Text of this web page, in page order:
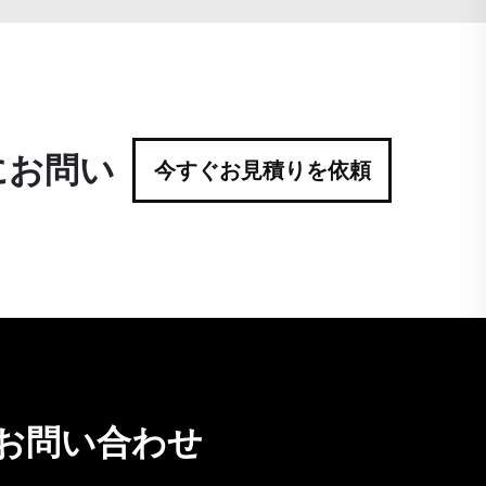
問い
今すぐお見積りを依頼
問い合わせ